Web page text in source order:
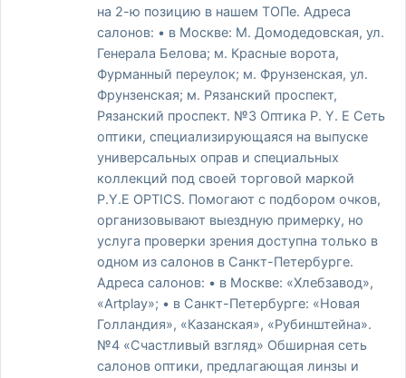
на 2-ю позицию в нашем ТОПе. Адреса
салонов: • в Москве: М. Домодедовская, ул.
Генерала Белова; м. Красные ворота,
Фурманный переулок; м. Фрунзенская, ул.
Фрунзенская; м. Рязанский проспект,
Рязанский проспект. №3 Оптика P. Y. E Сеть
оптики, специализирующаяся на выпуске
универсальных оправ и специальных
коллекций под своей торговой маркой
P.Y.E OPTICS. Помогают с подбором очков,
организовывают выездную примерку, но
услуга проверки зрения доступна только в
одном из салонов в Санкт-Петербурге.
Адреса салонов: • в Москве: «Хлебзавод»,
«Artplay»; • в Санкт-Петербурге: «Новая
Голландия», «Казанская», «Рубинштейна».
№4 «Счастливый взгляд» Обширная сеть
салонов оптики, предлагающая линзы и